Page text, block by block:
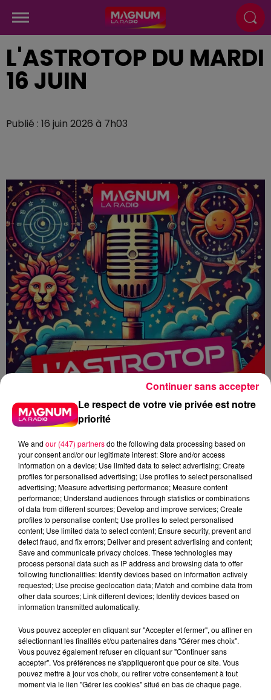
L'ASTROTOP DU MARDI
16 JUIN
Publié : 16 juin 2026 à 7h03
HOROSCOPE ASTRO
ASTROTOP
MAGNUM CAFE
Rémy
L'ASTROTOP TOUS LES MATINS A 6H45, 7H45 ET
8H45
16 juin 2026 - 1 min 36 sec
L'ASTROTOP DU MARDI 16 JUIN
Le respect de votre vie privée est notre
priorité
We and our (447) partnersdo the following data processing based on
your consent and/or our legitimate interest: Store and/or access
information on a device; Use limited data to select advertising; Create
profiles for personalised advertising; Use profiles to select personalised
advertising; Measure advertising performance; Measure content
performance; Understand audiences through statistics or combinations
of data from different sources; Develop and improve services; Create
profiles to personalise content; Use profiles to select personalised
content; Use limited data to select content; Ensure security, prevent and
detect fraud, and fix errors; Deliver and present advertising and content;
Save and communicate privacy choices. These technologies may
process personal data such as IP address and browsing data to offer
following functionalities: Identify devices based on information actively
requested; Use precise geolocation data; Match and combine data from
other data sources; Link different devices; Identify devices based on
information transmitted automatically.
Vous pouvez accepter en cliquant sur "Accepter et fermer", ou affiner en
sélectionnant les finalités et/ou partenaires dans "Gérer mes choix".
Vous pouvez également refuser en cliquant sur "Continuer sans
accepter". Vos préférences ne s'appliqueront que pour ce site. Vous
pouvez mettre à jour vos choix, ou retirer votre consentement à tout
moment via le lien "Gérer les cookies" situé en bas de chaque page.
Continuer sans accepter